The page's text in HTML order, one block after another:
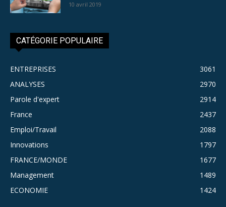
10 avril 2019
CATÉGORIE POPULAIRE
ENTREPRISES
3061
ANALYSES
2970
Parole d'expert
2914
France
2437
Emploi/Travail
2088
Innovations
1797
FRANCE/MONDE
1677
Management
1489
ECONOMIE
1424